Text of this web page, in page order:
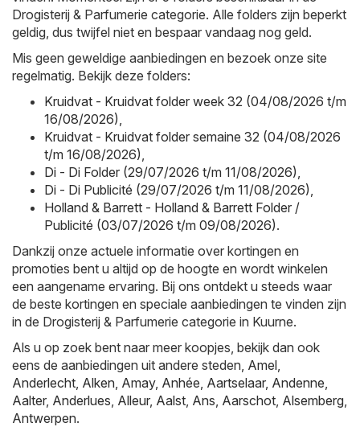
Drogisterij & Parfumerie categorie. Alle folders zijn beperkt
geldig, dus twijfel niet en bespaar vandaag nog geld.
Mis geen geweldige aanbiedingen en bezoek onze site
regelmatig. Bekijk deze folders:
Kruidvat - Kruidvat folder week 32 (04/08/2026 t/m
16/08/2026),
Kruidvat - Kruidvat folder semaine 32 (04/08/2026
t/m 16/08/2026),
Di - Di Folder (29/07/2026 t/m 11/08/2026),
Di - Di Publicité (29/07/2026 t/m 11/08/2026),
Holland & Barrett - Holland & Barrett Folder /
Publicité (03/07/2026 t/m 09/08/2026).
Dankzij onze actuele informatie over kortingen en
promoties bent u altijd op de hoogte en wordt winkelen
een aangename ervaring. Bij ons ontdekt u steeds waar
de beste kortingen en speciale aanbiedingen te vinden zijn
in de Drogisterij & Parfumerie categorie in Kuurne.
Als u op zoek bent naar meer koopjes, bekijk dan ook
eens de aanbiedingen uit andere steden, Amel,
Anderlecht, Alken, Amay, Anhée, Aartselaar, Andenne,
Aalter, Anderlues, Alleur, Aalst, Ans, Aarschot, Alsemberg,
Antwerpen.